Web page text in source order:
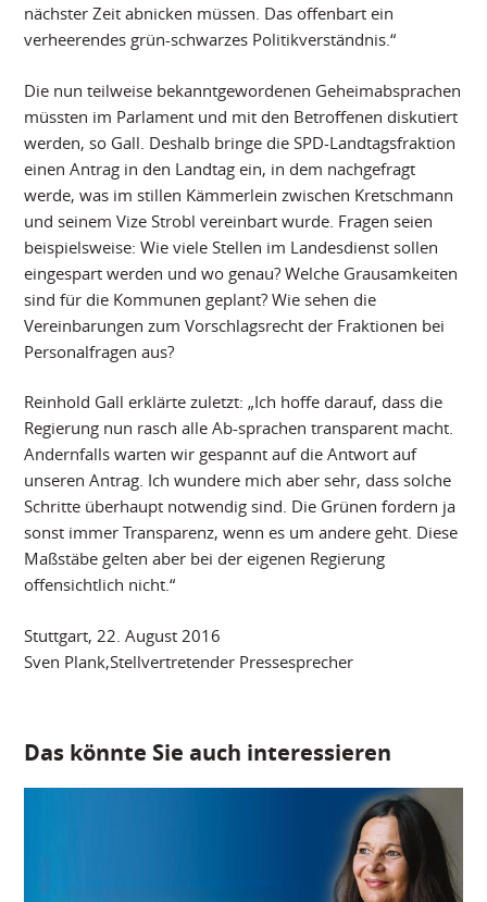
nächster Zeit abnicken müssen. Das offenbart ein
verheerendes grün-schwarzes Politikverständnis.“
Die nun teilweise bekanntgewordenen Geheimabsprachen
müssten im Parlament und mit den Betroffenen diskutiert
werden, so Gall. Deshalb bringe die SPD-Landtagsfraktion
einen Antrag in den Landtag ein, in dem nachgefragt
werde, was im stillen Kämmerlein zwischen Kretschmann
und seinem Vize Strobl vereinbart wurde. Fragen seien
beispielsweise: Wie viele Stellen im Landesdienst sollen
eingespart werden und wo genau? Welche Grausamkeiten
sind für die Kommunen geplant? Wie sehen die
Vereinbarungen zum Vorschlagsrecht der Fraktionen bei
Personalfragen aus?
Reinhold Gall erklärte zuletzt: „Ich hoffe darauf, dass die
Regierung nun rasch alle Ab-sprachen transparent macht.
Andernfalls warten wir gespannt auf die Antwort auf
unseren Antrag. Ich wundere mich aber sehr, dass solche
Schritte überhaupt notwendig sind. Die Grünen fordern ja
sonst immer Transparenz, wenn es um andere geht. Diese
Maßstäbe gelten aber bei der eigenen Regierung
offensichtlich nicht.“
Stuttgart, 22. August 2016
Sven Plank,Stellvertretender Pressesprecher
Das könnte Sie auch interessieren